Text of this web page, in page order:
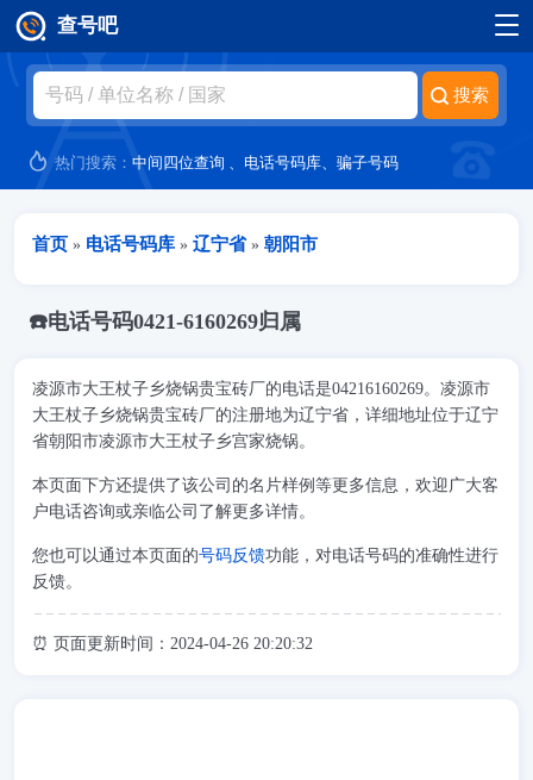
跳转到主要内容
查号吧
热门搜索：中间四位查询 、 电话号码库、骗子号码
当前位置
首页 » 电话号码库 » 辽宁省 » 朝阳市
☎️电话号码0421-6160269归属
凌源市大王杖子乡烧锅贵宝砖厂的电话是04216160269。凌源市
大王杖子乡烧锅贵宝砖厂的注册地为辽宁省，详细地址位于辽宁
省朝阳市凌源市大王杖子乡宫家烧锅。
本页面下方还提供了该公司的名片样例等更多信息，欢迎广大客
户电话咨询或亲临公司了解更多详情。
您也可以通过本页面的号码反馈功能，对电话号码的准确性进行
反馈。
⏰ 页面更新时间：2024-04-26 20:20:32